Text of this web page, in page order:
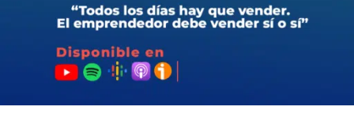
Si estás buscando elevar tu juego en el marketing por
correo electrónico, ¡este es el episodio que no puedes
perderte!
Conoce más a Paco en: